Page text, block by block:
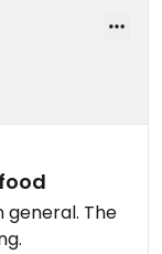
general. The